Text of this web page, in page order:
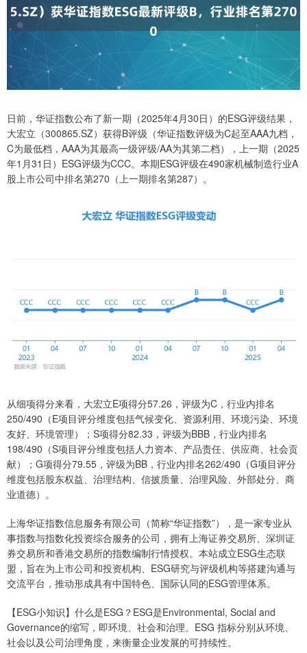
日前，华证指数公布了新一期（2025年4月30日）的ESG评级结果，
大宏立（300865.SZ）获得B评级（华证指数评级为C起至AAA九档，
C为最低档，AAA为其最高一级评级/AA为其第二档），上一期（2025
年1月31日）ESG评级为CCC。本期ESG评级在490家机械制造行业A
股上市公司中排名第270（上一期排名第287）。
从细项得分来看，大宏立E项得分57.26，评级为C，行业内排名
250/490（E项目评分维度包括气候变化、资源利用、环境污染、环境
友好、环境管理）；S项得分82.33，评级为BBB，行业内排名
198/490（S项目评分维度包括人力资本、产品责任、供应商、社会贡
献）；G项得分79.55，评级为BB，行业内排名262/490（G项目评分
维度包括股东权益、治理结构、信披质量、治理风险、外部处分、商
业道德）。
上海华证指数信息服务有限公司（简称“华证指数”），是一家专业从
事指数与指数化投资综合服务的公司，拥有上海证券交易所、深圳证
券交易所和香港交易所的指数编制行情授权。本站成立ESG生态联
盟，旨在为上市公司和投资机构、ESG研究与评级机构等搭建沟通与
交流平台，推动形成具有中国特色、国际认同的ESG管理体系。
【ESG小知识】什么是ESG？ESG是Environmental, Social and
Governance的缩写，即环境、社会和治理。ESG 指标分别从环境、
社会以及公司治理角度，来衡量企业发展的可持续性。